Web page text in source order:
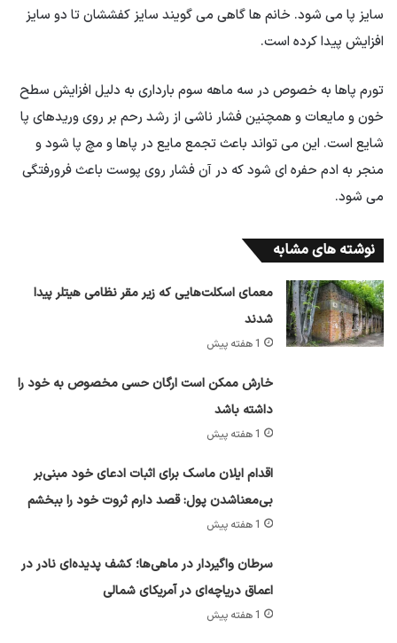
سایز پا می شود. خانم ها گاهی می گویند سایز کفششان تا دو سایز
افزایش پیدا کرده است.
تورم پاها به خصوص در سه ماهه سوم بارداری به دلیل افزایش سطح
خون و مایعات و همچنین فشار ناشی از رشد رحم بر روی وریدهای پا
شایع است. این می تواند باعث تجمع مایع در پاها و مچ پا شود و
منجر به ادم حفره ای شود که در آن فشار روی پوست باعث فرورفتگی
می شود.
نوشته های مشابه
معمای اسکلت‌هایی که زیر مقر نظامی هیتلر پیدا
شدند
1 هفته پیش
خارش ممکن است ارگان حسی مخصوص به خود را
داشته باشد
1 هفته پیش
اقدام ایلان ماسک برای اثبات ادعای خود مبنی‌بر
بی‌معناشدن پول: قصد دارم ثروت خود را ببخشم
1 هفته پیش
سرطان واگیردار در ماهی‌ها؛ کشف پدیده‌ای نادر در
اعماق دریاچه‌ای در آمریکای شمالی
1 هفته پیش